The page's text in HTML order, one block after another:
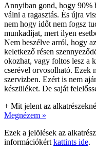
Annyiban gond, hogy 90%
válni a ragasztás. És újra
nem hogy időt nem fogsz
munkadíjat, mert ilyen
Nem beszélve arról, hogy
keletkező résen
okozhat, vagy foltos lesz a
cserével orvosolható. Ezek
szervizben. Ezért is nem
készüléket. De saját
+ Mit jelent az
Megnézem »
Ezek a jelölések az
információkért kattints ide.